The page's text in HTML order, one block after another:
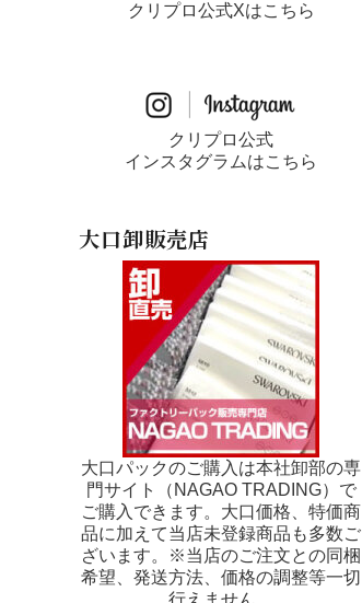
クリプロ公式Xはこちら
クリプロ公式
インスタグラムはこちら
大口卸販売店
大口パックのご購入は本社卸部の専
門サイト（NAGAO TRADING）で
ご購入できます。大口価格、特価商
品に加えて当店未登録商品も多数ご
ざいます。※当店のご注文との同梱
希望、発送方法、価格の調整等一切
行えません。